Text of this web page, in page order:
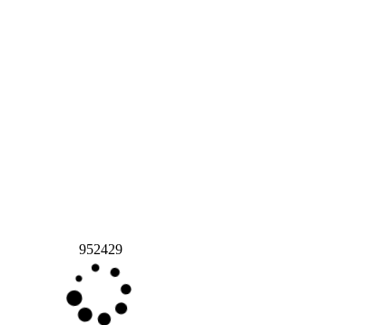
952429